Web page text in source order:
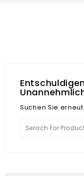
Suchen Sie erneut